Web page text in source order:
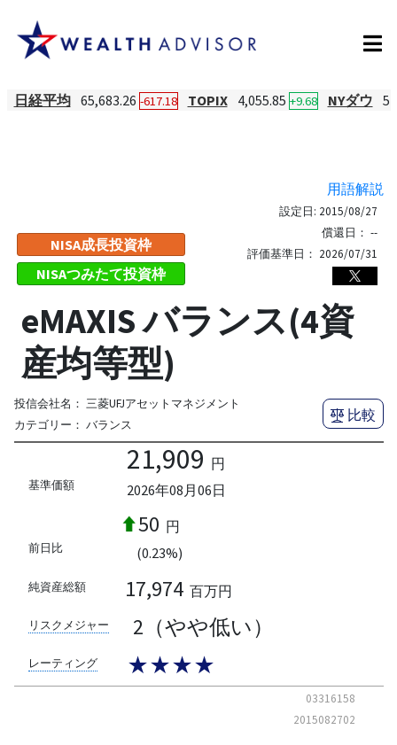
日経平均 65,683.26 -617.18 TOPIX 4,055.85 +9.68 NYダウ
用語解説
NISA成長投資枠
NISAつみたて投資枠
設定日: 2015/08/27
償還日： --
評価基準日： 2026/07/31
eMAXIS バランス(4資
産均等型)
投信会社名： 三菱UFJアセットマネジメント
カテゴリー： バランス
比較
基準価額
21,909 円
2026年08月06日
前日比
50 円
(0.23%)
純資産総額 17,974 百万円
リスクメジャー 2（やや低い）
レーティング ★★★★
03316158
2015082702